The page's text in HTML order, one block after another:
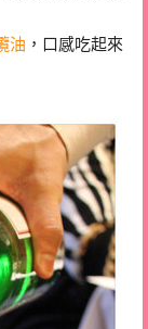
油 ，口感吃起來